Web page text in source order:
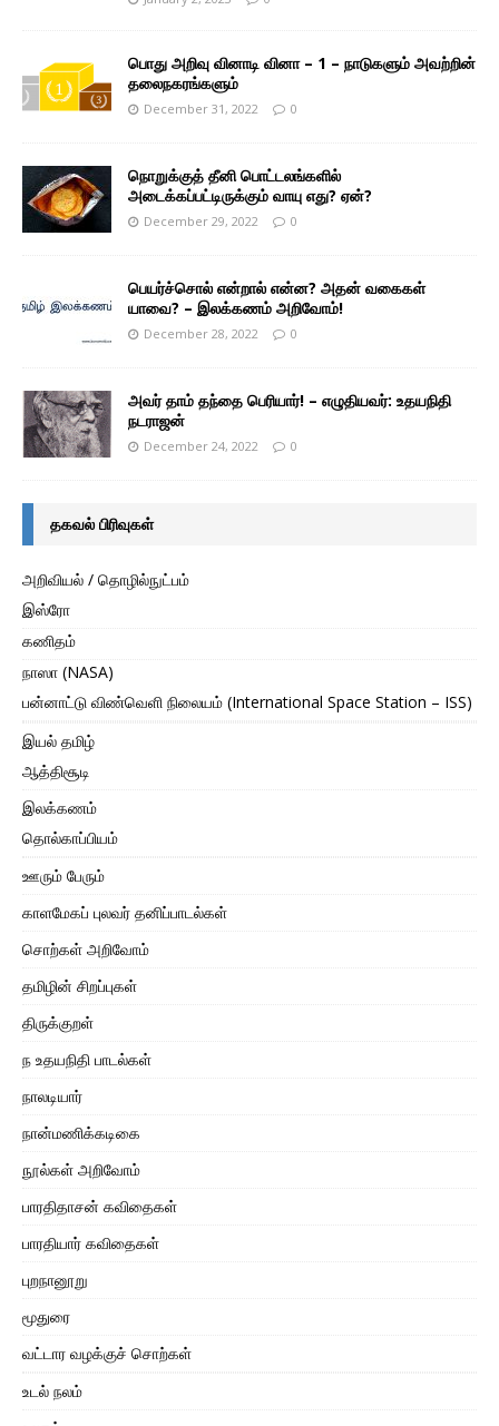
பொது அறிவு வினாடி வினா – 1 – நாடுகளும் அவற்றின்
தலைநகரங்களும்
December 31, 2022 0
நொறுக்குத் தீனி பொட்டலங்களில்
அடைக்கப்பட்டிருக்கும் வாயு எது? ஏன்?
December 29, 2022 0
பெயர்ச்சொல் என்றால் என்ன? அதன் வகைகள்
யாவை? – இலக்கணம் அறிவோம்!
December 28, 2022 0
அவர் தாம் தந்தை பெரியார்! – எழுதியவர்: உதயநிதி
நடராஜன்
December 24, 2022 0
தகவல் பிரிவுகள்
அறிவியல் / தொழில்நுட்பம்
இஸ்ரோ
கணிதம்
நாஸா (NASA)
பன்னாட்டு விண்வெளி நிலையம் (International Space Station – ISS)
இயல் தமிழ்
ஆத்திசூடி
இலக்கணம்
தொல்காப்பியம்
ஊரும் பேரும்
காளமேகப் புலவர் தனிப்பாடல்கள்
சொற்கள் அறிவோம்
தமிழின் சிறப்புகள்
திருக்குறள்
ந உதயநிதி பாடல்கள்
நாலடியார்
நான்மணிக்கடிகை
நூல்கள் அறிவோம்
பாரதிதாசன் கவிதைகள்
பாரதியார் கவிதைகள்
புறநானூறு
மூதுரை
வட்டார வழக்குச் சொற்கள்
உடல் நலம்